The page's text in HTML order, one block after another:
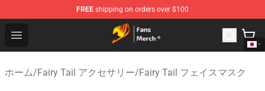
FREE shipping on orders over $100
Open menu
Fairy Tail Store - Official Fairy Tail Merchandise Shop
ホーム/Fairy Tail アクセサリー/Fairy Tail フェイスマスク